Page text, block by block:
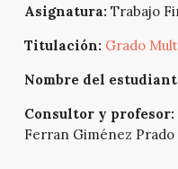
Asignatura: Trabajo
Titulación: Grado
Nombre del
Consultor y profesor:
Ferran Giménez Prado